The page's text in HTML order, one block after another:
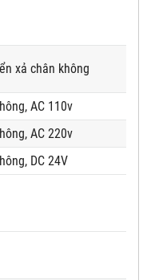
xả chân không
AC 110v
AC 220v
DC 24V